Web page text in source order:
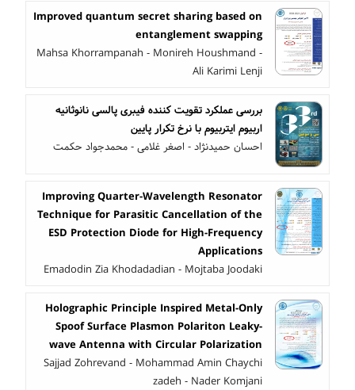
Improved quantum secret sharing based on
entanglement swapping
Mahsa Khorrampanah - Monireh Houshmand -
Ali Karimi Lenji
بررسی عملکرد تقویت کننده فیبری پالسی نانوثانیه
اربیوم ایتربیوم با نرخ تکرار پایین
احسان حمیدنژاد - اصغر غلامی - محمدجواد حکمت
Improving Quarter-Wavelength Resonator
Technique for Parasitic Cancellation of the
ESD Protection Diode for High-Frequency
Applications
Emadodin Zia Khodadadian - Mojtaba Joodaki
Holographic Principle Inspired Metal-Only
Spoof Surface Plasmon Polariton Leaky-
wave Antenna with Circular Polarization
Sajjad Zohrevand - Mohammad Amin Chaychi
zadeh - Nader Komjani